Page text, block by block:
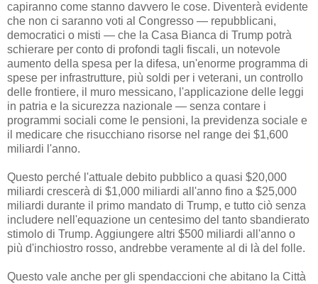
capiranno come stanno davvero le cose. Diventerà evidente
che non ci saranno voti al Congresso — repubblicani,
democratici o misti — che la Casa Bianca di Trump potrà
schierare per conto di profondi tagli fiscali, un notevole
aumento della spesa per la difesa, un'enorme programma di
spese per infrastrutture, più soldi per i veterani, un controllo
delle frontiere, il muro messicano, l'applicazione delle leggi
in patria e la sicurezza nazionale — senza contare i
programmi sociali come le pensioni, la previdenza sociale e
il medicare che risucchiano risorse nel range dei $1,600
miliardi l'anno.
Questo perché l'attuale debito pubblico a quasi $20,000
miliardi crescerà di $1,000 miliardi all'anno fino a $25,000
miliardi durante il primo mandato di Trump, e tutto ciò senza
includere nell'equazione un centesimo del tanto sbandierato
stimolo di Trump. Aggiungere altri $500 miliardi all'anno o
più d'inchiostro rosso, andrebbe veramente al di là del folle.
Questo vale anche per gli spendaccioni che abitano la Città